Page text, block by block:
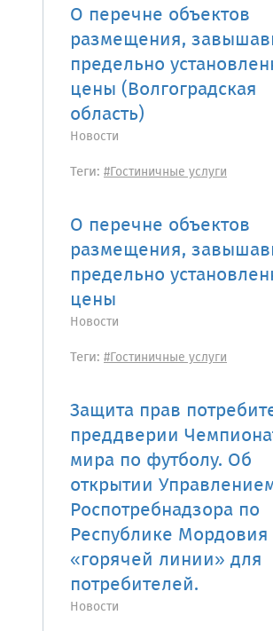
О перечне объектов
размещения,
предельно
цены (Волгоградская
область)
Новости
Теги: #Гостиничные услуги
О перечне объектов
размещения,
предельно
цены
Новости
Теги: #Гостиничные услуги
Защита прав
преддверии
мира по футболу. Об
открытии
Роспотребнадзора по
Республике Мордовия
«горячей линии» для
потребителей.
Новости